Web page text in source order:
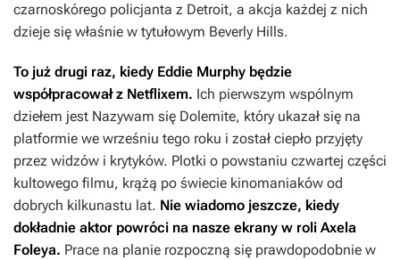
czarnoskórego policjanta z Detroit, a akcja każdej z nich
dzieje się właśnie w tytułowym Beverly Hills.
To już drugi raz, kiedy Eddie Murphy będzie
współpracował z Netflixem. Ich pierwszym wspólnym
dziełem jest Nazywam się Dolemite, który ukazał się na
platformie we wrześniu tego roku i został ciepło przyjęty
przez widzów i krytyków. Plotki o powstaniu czwartej części
kultowego filmu, krążą po świecie kinomaniaków od
dobrych kilkunastu lat. Nie wiadomo jeszcze, kiedy
dokładnie aktor powróci na nasze ekrany w roli Axela
Foleya. Prace na planie rozpoczną się prawdopodobnie w